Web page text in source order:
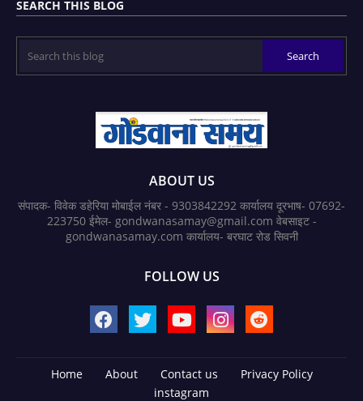
SEARCH THIS BLOG
ABOUT US
संपादक- विवेक डहेरिया मोबाईल नंबर - 9303842292 कार्यालय दूरभाष- 07692-
223750 ईमेल- gondwanasamay@gmail.com वेबसाइट -
gondwanasamay.com कार्यालय- बरघाट रोड सिवनी
FOLLOW US
Home About Contact us
Privacy Policy
instagram